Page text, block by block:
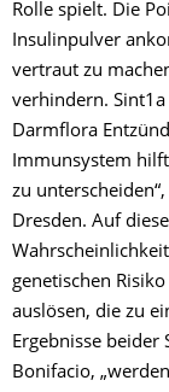
Rolle spielt. Die
Insulinpulver
vertraut zu
verhindern. Sint1a
Darmflora
Immunsystem
zu
Dresden. Auf
genetischen
auslösen, die zu
Ergebnisse beider
Bonifacio,